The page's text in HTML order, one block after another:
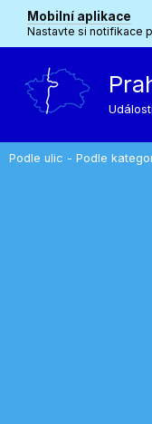
Mobilní aplikace
Nastavte si notifikace
Podle ulic - Podle